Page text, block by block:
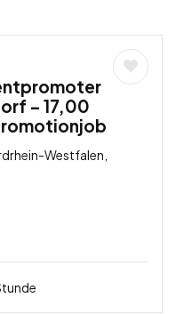
– 17,00
Westfalen,